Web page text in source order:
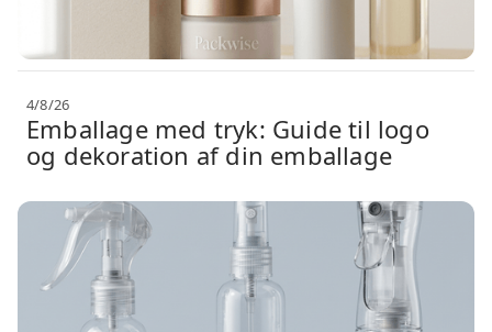
4/8/26
Emballage med tryk: Guide til logo
og dekoration af din emballage